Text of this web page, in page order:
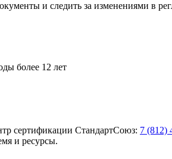
и следить за изменениями в
более 12 лет
сертификации СтандартСоюз: 7 (812)
и ресурсы.